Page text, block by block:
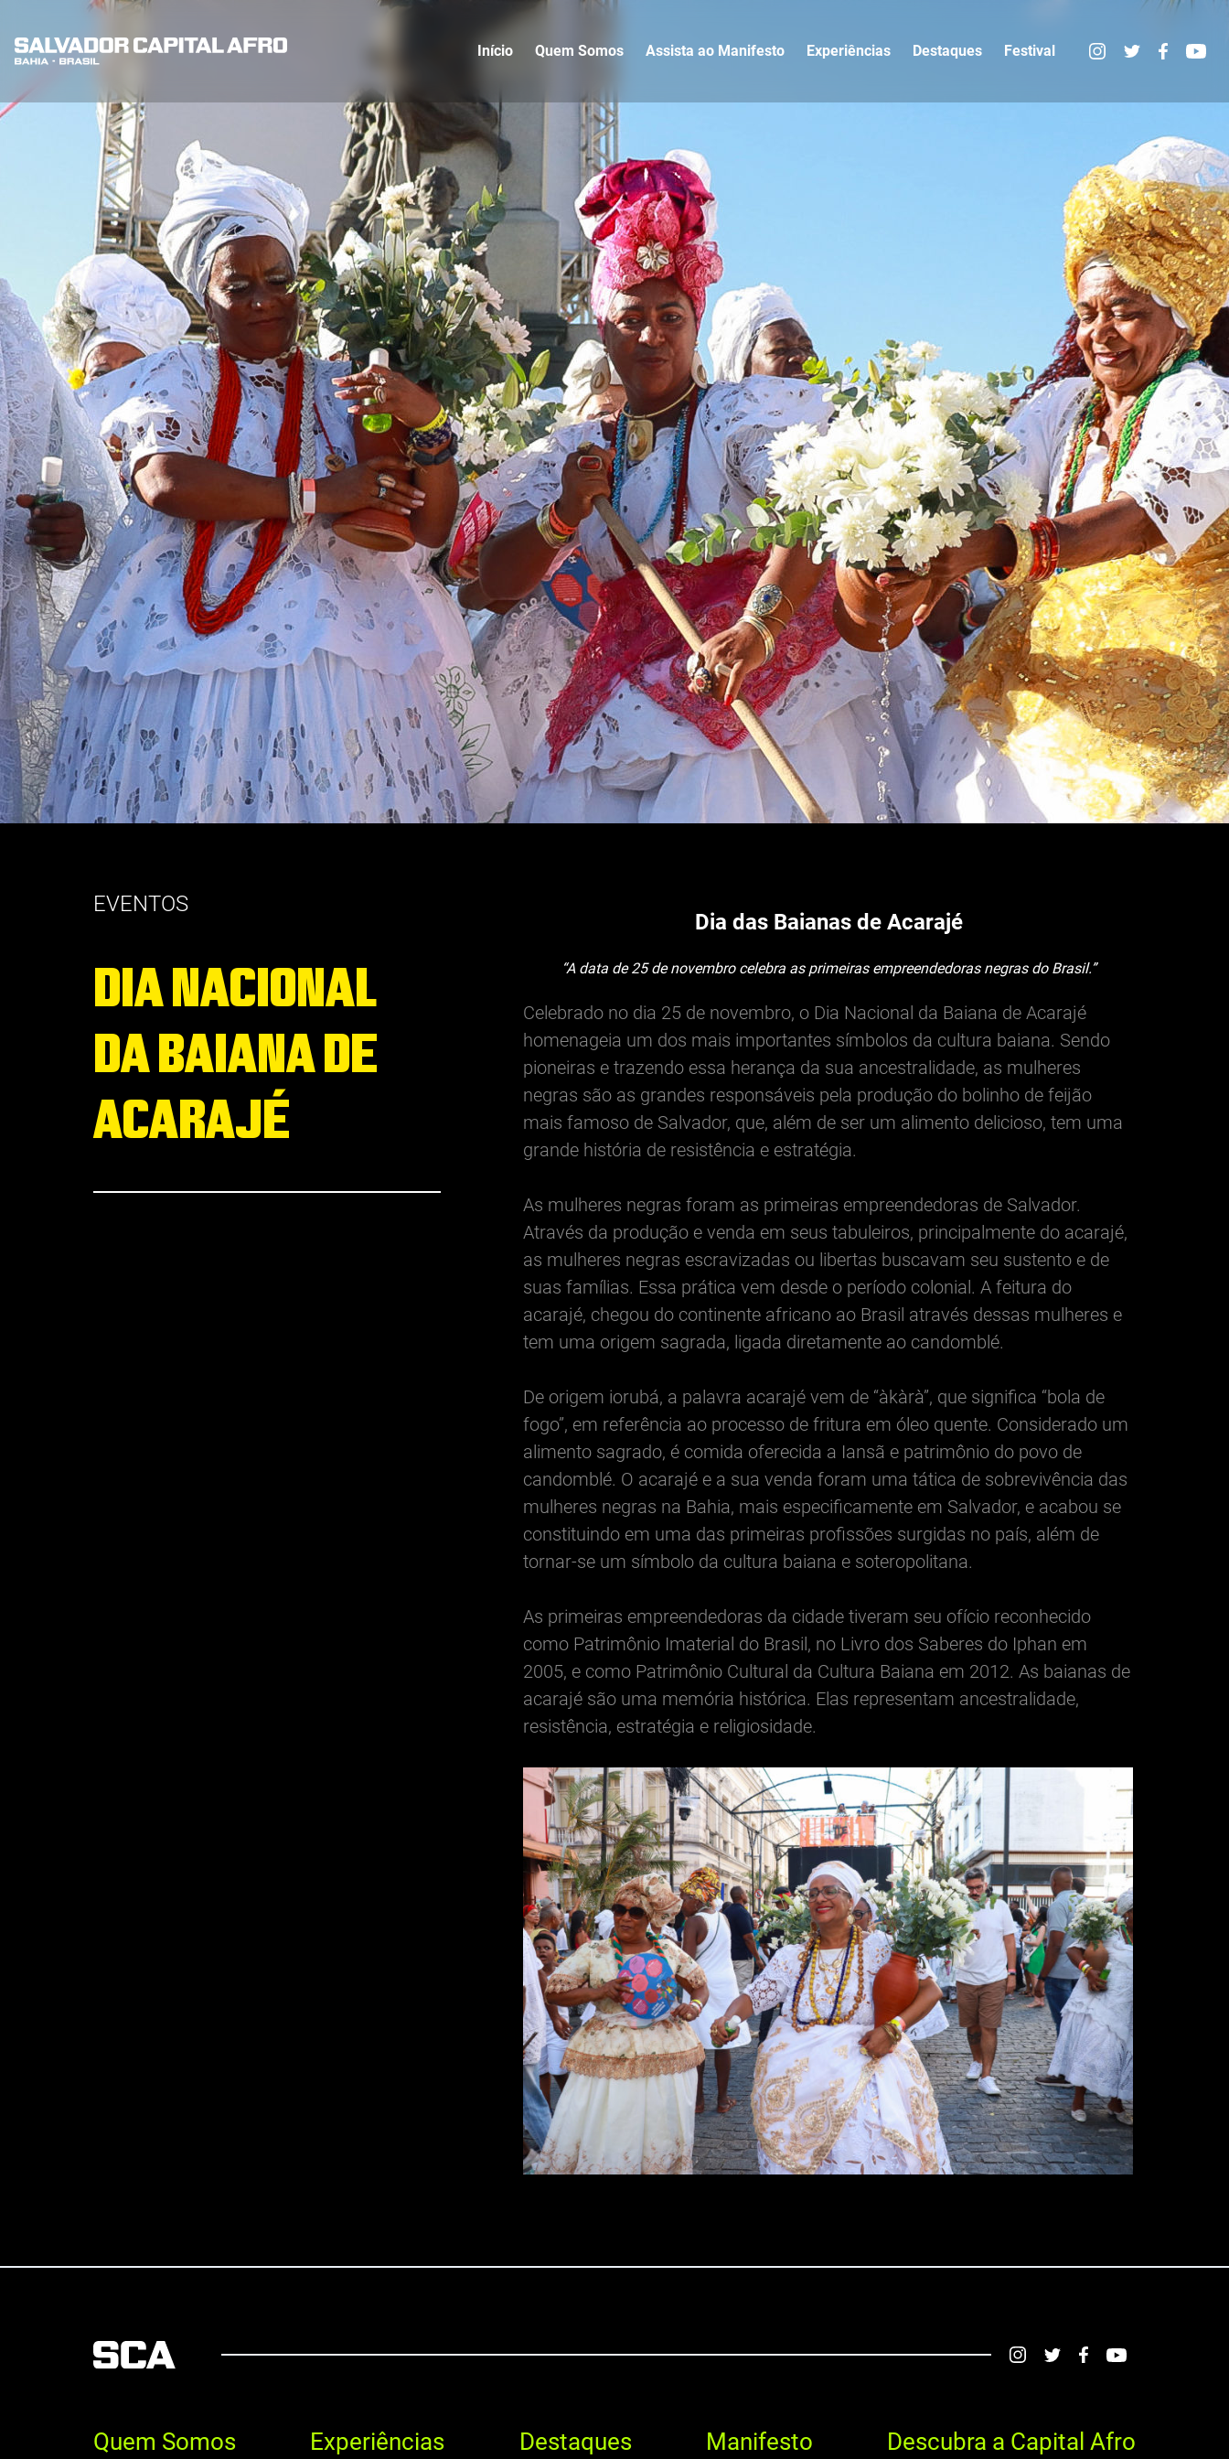
Início Quem Somos Assista ao Manifesto Experiências Destaques Festival
EVENTOS
DIA NACIONAL
DA BAIANA DE
ACARAJÉ
Dia das Baianas de Acarajé
“A data de 25 de novembro celebra as primeiras empreendedoras negras do Brasil.”
Celebrado no dia 25 de novembro, o Dia Nacional da Baiana de Acarajé
homenageia um dos mais importantes símbolos da cultura baiana. Sendo
pioneiras e trazendo essa herança da sua ancestralidade, as mulheres
negras são as grandes responsáveis pela produção do bolinho de feijão
mais famoso de Salvador, que, além de ser um alimento delicioso, tem uma
grande história de resistência e estratégia.
As mulheres negras foram as primeiras empreendedoras de Salvador.
Através da produção e venda em seus tabuleiros, principalmente do acarajé,
as mulheres negras escravizadas ou libertas buscavam seu sustento e de
suas famílias. Essa prática vem desde o período colonial. A feitura do
acarajé, chegou do continente africano ao Brasil através dessas mulheres e
tem uma origem sagrada, ligada diretamente ao candomblé.
De origem iorubá, a palavra acarajé vem de “àkàrà”, que significa “bola de
fogo”, em referência ao processo de fritura em óleo quente. Considerado um
alimento sagrado, é comida oferecida a Iansã e patrimônio do povo de
candomblé. O acarajé e a sua venda foram uma tática de sobrevivência das
mulheres negras na Bahia, mais especificamente em Salvador, e acabou se
constituindo em uma das primeiras profissões surgidas no país, além de
tornar-se um símbolo da cultura baiana e soteropolitana.
As primeiras empreendedoras da cidade tiveram seu ofício reconhecido
como Patrimônio Imaterial do Brasil, no Livro dos Saberes do Iphan em
2005, e como Patrimônio Cultural da Cultura Baiana em 2012. As baianas de
acarajé são uma memória histórica. Elas representam ancestralidade,
resistência, estratégia e religiosidade.
Quem Somos Experiências Destaques Manifesto Descubra a Capital Afro